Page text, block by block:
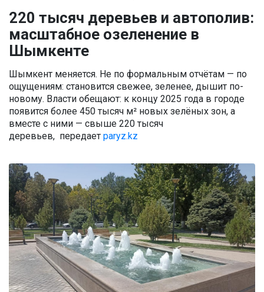
News
220 тысяч деревьев и автополив:
масштабное озеленение в
Шымкенте
Шымкент меняется. Не по формальным отчётам — по
ощущениям: становится свежее, зеленее, дышит по-
новому. Власти обещают: к концу 2025 года в городе
появится более 450 тысяч м² новых зелёных зон, а
вместе с ними — свыше 220 тысяч
деревьев, передает paryz.kz